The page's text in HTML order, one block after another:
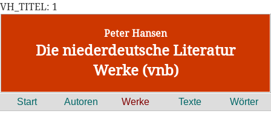
VH_TITEL: 1
Peter Hansen
Die niederdeutsche Literatur
Werke (vnb)
Start Autoren Werke Texte Wörter